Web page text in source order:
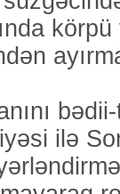
ilə